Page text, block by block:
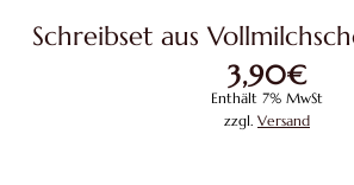
Schreibset aus
3,90€
Enthält 7% MwSt
zzgl. Versand